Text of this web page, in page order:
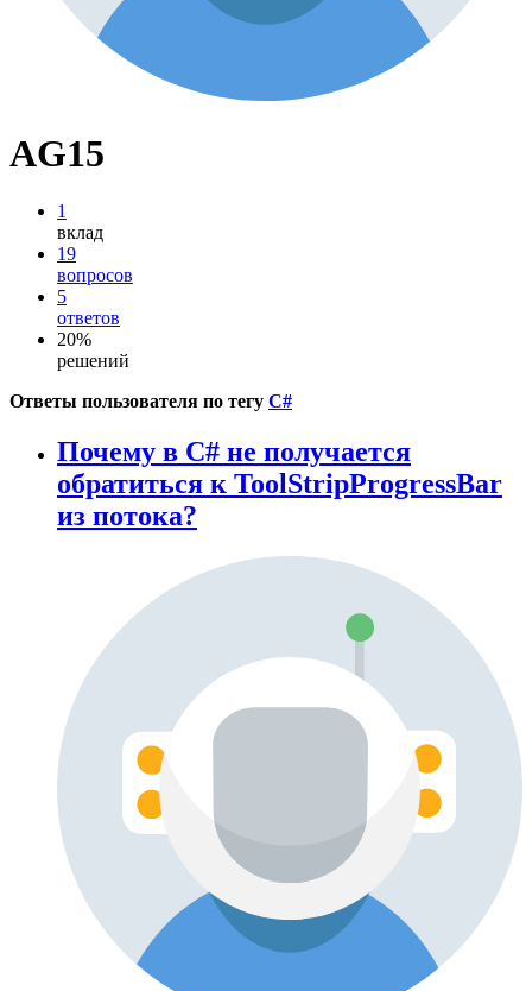
AG15
1
вклад
19
вопросов
5
ответов
20%
решений
Ответы пользователя по тегу C#
Почему в C# не получается
обратиться к ToolStripProgressBar
из потока?